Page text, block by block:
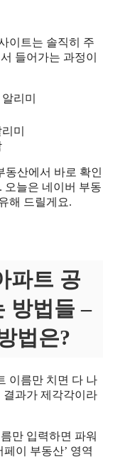
이트는 솔직히 주
들어가는 과정이
미
동산에서 바로 확인
오늘은 네이버 부동
해 드릴게요.
파트 공
방법들 –
법은?
이름만 치면 다 나
결과가 제각각이라
만 입력하면 파워
이 부동산’ 영역